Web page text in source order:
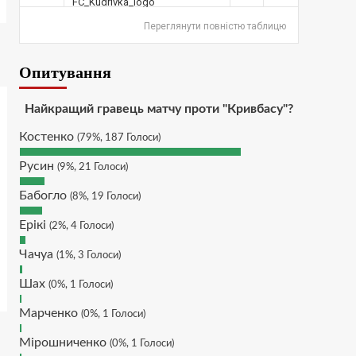
дочекатись початку сезону
написати в особисті пару
питань/ зауважень/
покращень по сайту? І чи
криптою ltc?
Hatsyk:SVAT, телеграм,
пошта, вайбер, будь де) що
підходить? зараз скину.
то завтра напишу в
SVAT :Hatsyk в інсті
Makiavelli :Всім привіт!
Переглянути повністю таблицю
Опитування
Найкращий гравець матчу проти "Кривбасу"?
Костенко (79%, 187 Голоси)
Русин (9%, 21 Голоси)
Бабогло (8%, 19 Голоси)
Ерікі (2%, 4 Голоси)
Чачуа (1%, 3 Голоси)
Шах (0%, 1 Голоси)
Марченко (0%, 1 Голоси)
Мірошниченко (0%, 1 Голоси)